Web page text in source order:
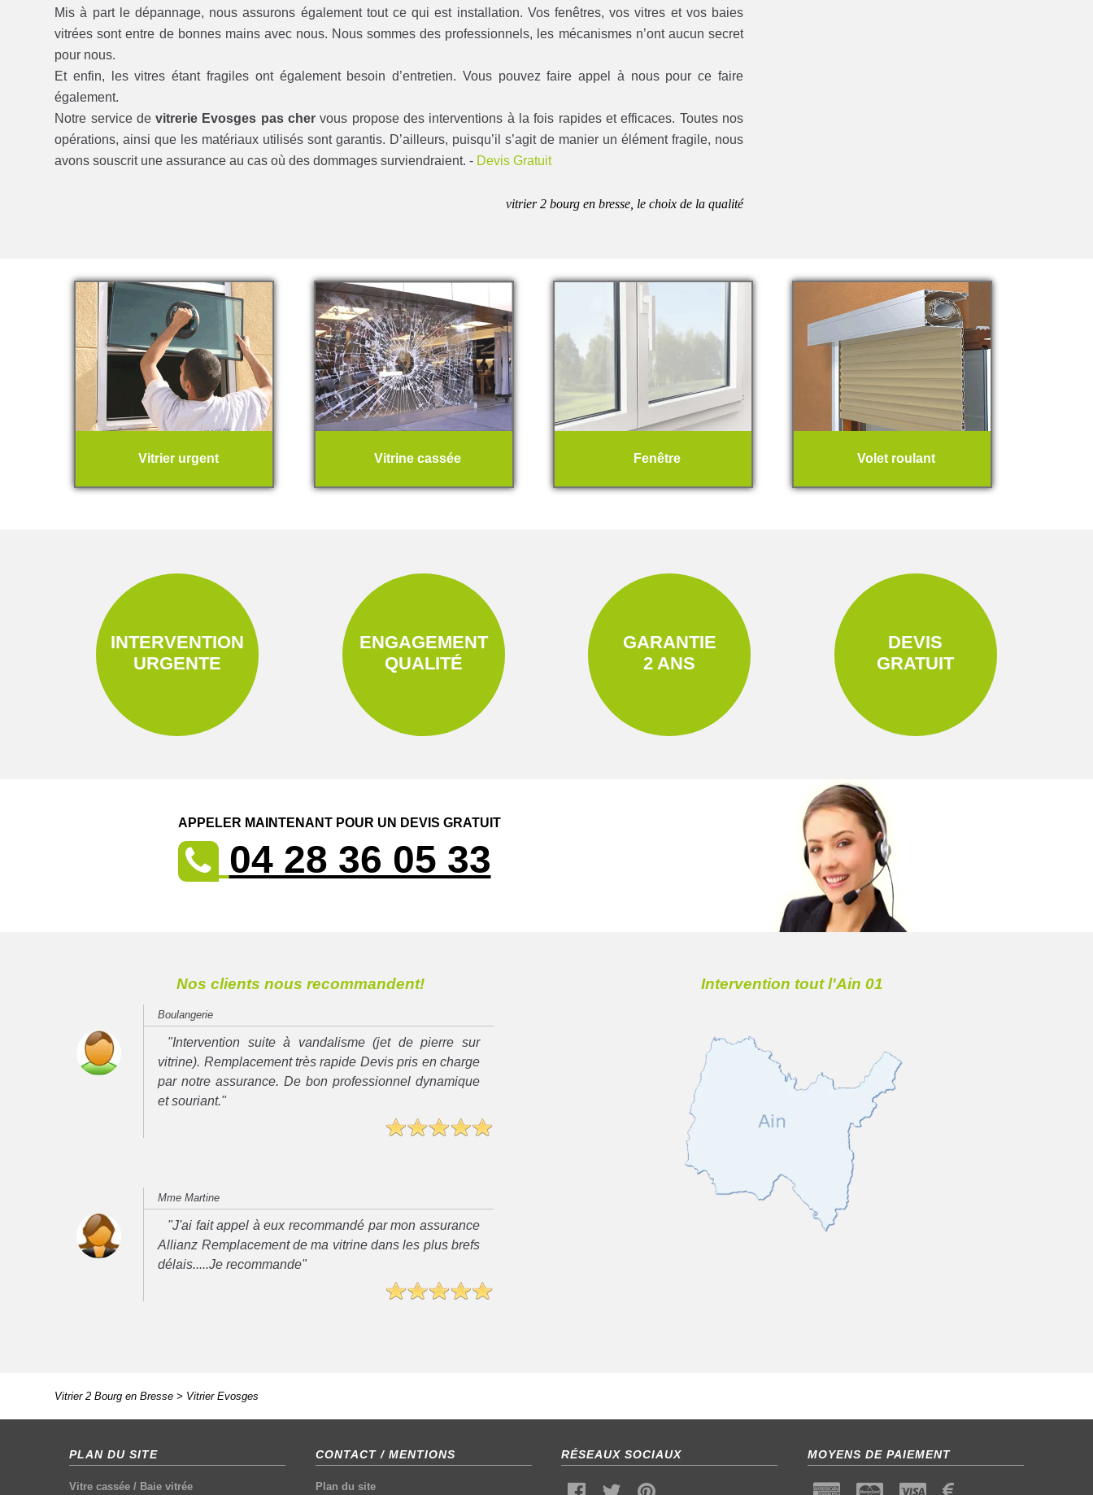
Mis à part le dépannage, nous assurons également tout ce qui est installation. Vos fenêtres, vos vitres et vos baies
vitrées sont entre de bonnes mains avec nous. Nous sommes des professionnels, les mécanismes n’ont aucun secret
pour nous.
Et enfin, les vitres étant fragiles ont également besoin d’entretien. Vous pouvez faire appel à nous pour ce faire
également.
Notre service devitrerie Evosges pas cher vous propose des interventions à la fois rapides et efficaces. Toutes nos
opérations, ainsi que les matériaux utilisés sont garantis. D’ailleurs, puisqu’il s’agit de manier un élément fragile, nous
avons souscrit une assurance au cas où des dommages surviendraient. - Devis Gratuit
vitrier 2 bourg en bresse, le choix de la qualité
Vitrier urgent Vitrine cassée Fenêtre Volet roulant
INTERVENTION
URGENTE
ENGAGEMENT
QUALITÉ
GARANTIE
2 ANS
DEVIS
GRATUIT
APPELER MAINTENANT POUR UN DEVIS GRATUIT
04 28 36 05 33
Nos clients nous recommandent!
Boulangerie
"Intervention suite à vandalisme (jet de pierre sur
vitrine). Remplacement très rapide Devis pris en charge
par notre assurance. De bon professionnel dynamique
et souriant."
Mme Martine
"J'ai fait appel à eux recommandé par mon assurance
Allianz Remplacement de ma vitrine dans les plus brefs
délais.....Je recommande"
Intervention tout l'Ain 01
Vitrier 2 Bourg en Bresse> Vitrier Evosges
PLAN DU SITE
Vitre cassée / Baie vitrée
CONTACT / MENTIONS
Plan du site
RÉSEAUX SOCIAUX MOYENS DE PAIEMENT